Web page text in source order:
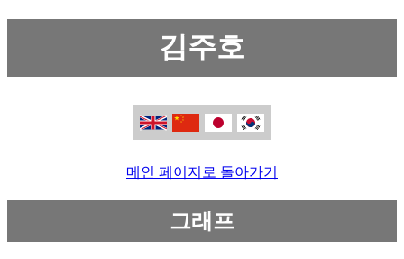
김주호
메인 페이지로 돌아가기
그래프